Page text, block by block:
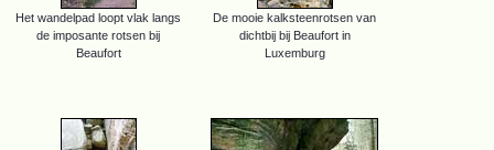
Het wandelpad loopt vlak langs
de imposante rotsen bij
Beaufort
De mooie kalksteenrotsen van
dichtbij bij Beaufort in
Luxemburg